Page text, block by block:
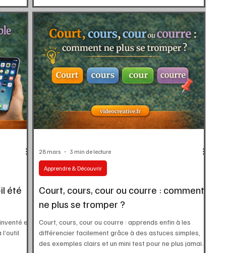
été
et
Court, cours, cour ou courre : comment
ne plus se tromper ?
Court, cours, cour ou courre : apprends enfin à les
différencier facilement grâce à des astuces simples,
des exemples clairs et un mini test pour ne plus jamais
Apprendre & Découvrir
28 mars 3 min de lecture